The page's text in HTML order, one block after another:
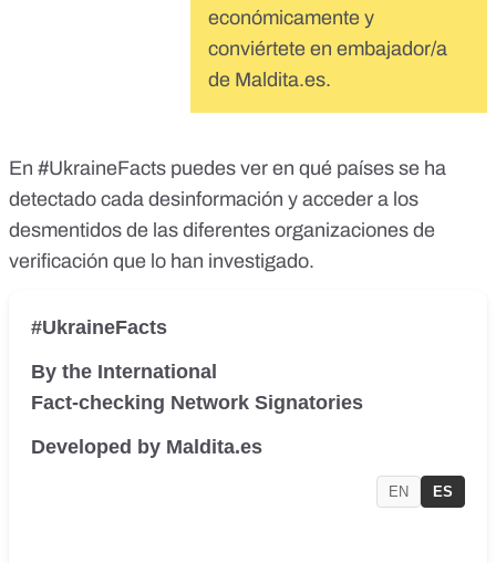
económicamente y
conviértete en embajador/a
de Maldita.es.
En #UkraineFacts puedes ver en qué países se ha
detectado cada desinformación y acceder a los
desmentidos de las diferentes organizaciones de
verificación que lo han investigado.
#UkraineFacts
By the International
Fact-checking Network Signatories
Developed by Maldita.es
EN ES